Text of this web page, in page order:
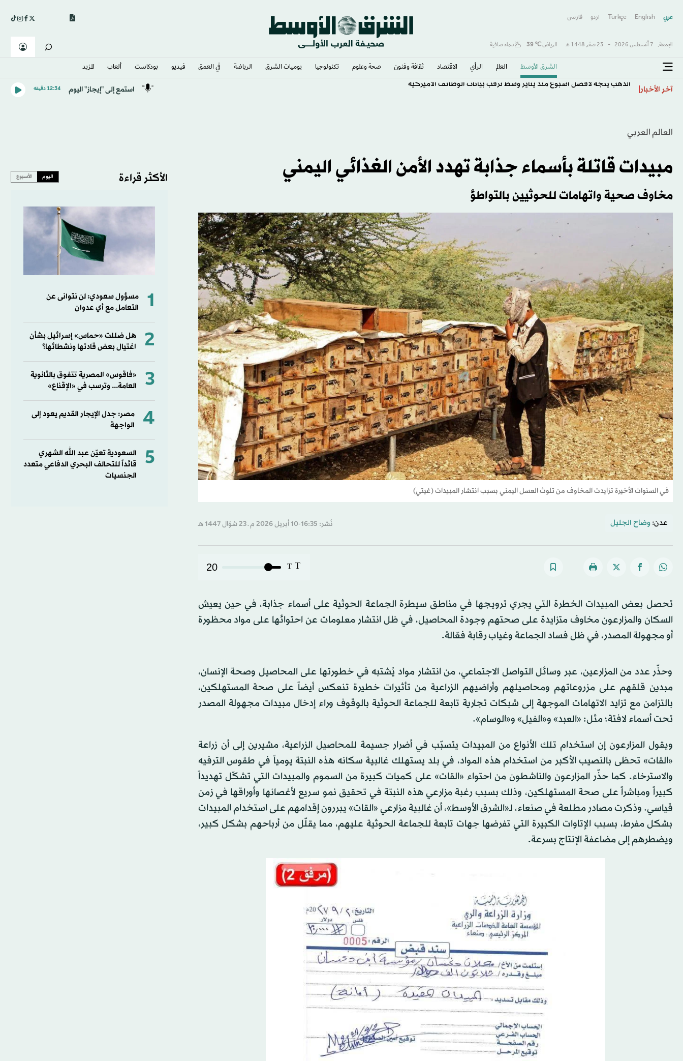
عربي English
Türkçe اردو فارسى
الجمعة, 7 أغسطس 2026 - 23 صفَر 1448 هـ الرياض℃
39 سماء صافية
الشرق الأوسط​ العالم الرأي الاقتصاد ثقافة وفنون صحة وعلوم تكنولوجيا يوميات الشرق​ الرياضة في العمق فيديو بودكاست ألعاب المزيد
آخر الأخبار الذهب يتجه لأفضل أسبوع منذ يناير وسط ترقب بيانات الوظائف الأميركية استمع إلى "إيجاز" اليوم 12:34 دقيقه
العالم العربي
مبيدات قاتلة بأسماء جذابة تهدد الأمن الغذائي اليمني
مخاوف صحية واتهامات للحوثيين بالتواطؤ
في السنوات الأخيرة تزايدت المخاوف من تلوث العسل اليمني بسبب انتشار المبيدات (غيتي)
عدن: وضاح الجليل نُشر: 16:35-10 أبريل 2026 م ـ 23 شوّال 1447 هـ
T
T
20
تحصل بعض المبيدات الخطرة التي يجري ترويجها في مناطق سيطرة الجماعة الحوثية على أسماء جذابة، في حين يعيش
السكان والمزارعون مخاوف متزايدة على صحتهم وجودة المحاصيل، في ظل انتشار معلومات عن احتوائها على مواد محظورة
أو مجهولة المصدر، في ظل فساد الجماعة وغياب رقابة فعّالة.
وحذّر عدد من المزارعين، عبر وسائل التواصل الاجتماعي، من انتشار مواد يُشتبه في خطورتها على المحاصيل وصحة الإنسان،
مبدين قلقهم على مزروعاتهم ومحاصيلهم وأراضيهم الزراعية من تأثيرات خطيرة تنعكس أيضاً على صحة المستهلكين،
بالتزامن مع تزايد الاتهامات الموجهة إلى شبكات تجارية تابعة للجماعة الحوثية بالوقوف وراء إدخال مبيدات مجهولة المصدر
تحت أسماء لافتة؛ مثل: «العبد» و«الفيل» و«الوسام».
ويقول المزارعون إن استخدام تلك الأنواع من المبيدات يتسبّب في أضرار جسيمة للمحاصيل الزراعية، مشيرين إلى أن زراعة
«القات» تحظى بالنصيب الأكبر من استخدام هذه المواد، في بلد يستهلك غالبية سكانه هذه النبتة يومياً في طقوس الترفيه
والاسترخاء. كما حذّر المزارعون والناشطون من احتواء «القات» على كميات كبيرة من السموم والمبيدات التي تشكّل تهديداً
كبيراً ومباشراً على صحة المستهلكين، وذلك بسبب رغبة مزارعي هذه النبتة في تحقيق نمو سريع لأغصانها وأوراقها في زمن
قياسي. وذكرت مصادر مطلعة في صنعاء، لـ«الشرق الأوسط»، أن غالبية مزارعي «القات» يبررون إقدامهم على استخدام المبيدات
بشكل مفرط، بسبب الإتاوات الكبيرة التي تفرضها جهات تابعة للجماعة الحوثية عليهم، مما يقلّل من أرباحهم بشكل كبير،
ويضطرهم إلى مضاعفة الإنتاج بسرعة.
الأكثر قراءة اليوم الأسبوع
1
مسؤول سعودي: لن نتوانى عن
التعامل مع أي عدوان
2
هل ضللت «حماس» إسرائيل بشأن
اغتيال بعض قادتها ونشطائها؟
3
«فاقوس» المصرية تتفوق بالثانوية
العامة... وترسب في «الإقناع»
4
مصر: جدل الإيجار القديم يعود إلى
الواجهة
5
السعودية تعيّن عبد الله الشهري
قائداً للتحالف البحري الدفاعي متعدد
الجنسيات